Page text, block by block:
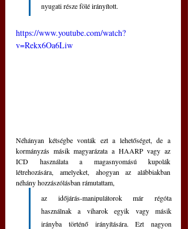
nyugati része fölé irányított.
https://www.youtube.com/watch?
v=Rekx6Oa6Liw
Néhányan kétségbe vonták ezt a lehetőséget, de a
kormányzás másik magyarázata a HAARP vagy az
ICD használata a magasnyomású kupolák
létrehozására, amelyeket, ahogyan az alábbiakban
néhány hozzászólásban rámutattam,
az időjárás-manipulátorok már régóta
használnak a viharok egyik vagy másik
irányba történő irányítására. Ezt nagyon